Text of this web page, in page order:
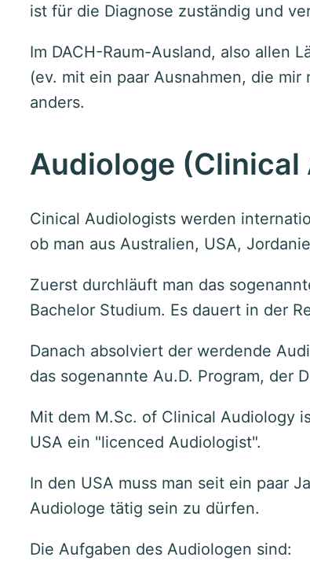
ist für die Diagnose zuständig und
Im DACH-Raum-Ausland, also allen
(ev. mit ein paar Ausnahmen, die
anders.
Audiologe
Cinical Audiologists werden
ob man aus Australien, USA,
Zuerst durchläuft man das
Bachelor Studium. Es dauert in der
Danach absolviert der werdende
das sogenannte Au.D. Program, der
Mit dem M.Sc. of Clinical Audiology
USA ein "licenced Audiologist".
In den USA muss man seit ein paar
Audiologe tätig sein zu dürfen.
Die Aufgaben des Audiologen sind: